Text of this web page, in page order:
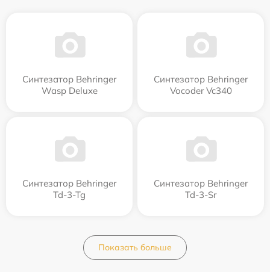
Синтезатор Behringer
Wasp Deluxe
Синтезатор Behringer
Vocoder Vc340
Синтезатор Behringer
Td-3-Tg
Синтезатор Behringer
Td-3-Sr
Показать больше